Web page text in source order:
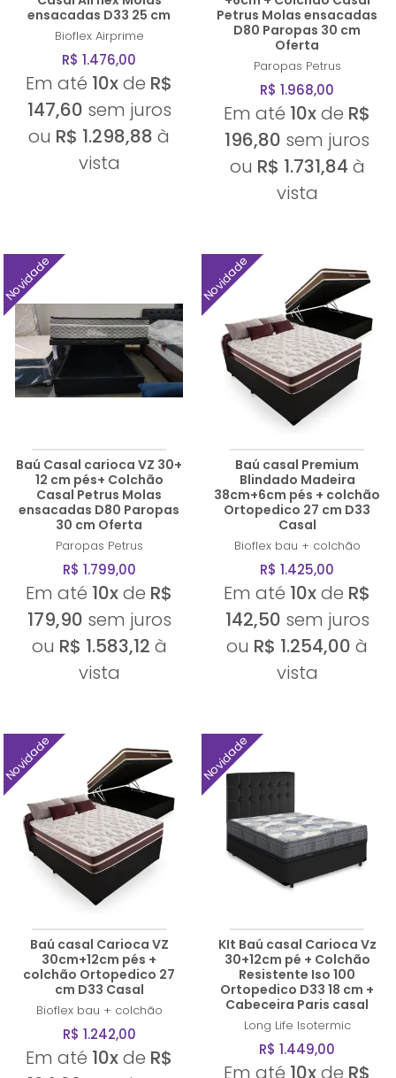
ensacadas D33 25 cm
Bioflex Airprime
R$ 1.476,00
Em até 10xde R$
147,60 sem juros
ou R$ 1.298,88 à
vista
Petrus Molas ensacadas
D80 Paropas 30 cm
Oferta
Paropas Petrus
R$ 1.968,00
Em até 10xde R$
196,80 sem juros
ou R$ 1.731,84 à
vista
Novidade
Baú Casal carioca VZ 30+
12 cm pés+ Colchão
Casal Petrus Molas
ensacadas D80 Paropas
30 cm Oferta
Paropas Petrus
R$ 1.799,00
Em até 10xde R$
179,90 sem juros
ou R$ 1.583,12 à
vista
Novidade
Baú casal Premium
Blindado Madeira
38cm+6cm pés + colchão
Ortopedico 27 cm D33
Casal
Bioflex bau + colchão
R$ 1.425,00
Em até 10xde R$
142,50 sem juros
ou R$ 1.254,00 à
vista
Novidade
Baú casal Carioca VZ
30cm+12cm pés +
colchão Ortopedico 27
cm D33 Casal
Bioflex bau + colchão
R$ 1.242,00
Em até 10xde R$
Novidade
KIt Baú casal Carioca Vz
30+12cm pé + Colchão
Resistente Iso 100
Ortopedico D33 18 cm +
Cabeceira Paris casal
Long Life Isotermic
R$ 1.449,00
Em até 10xde R$